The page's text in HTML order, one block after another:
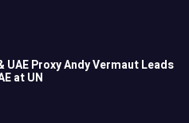
UAE Proxy Andy Vermaut Leads
at UN